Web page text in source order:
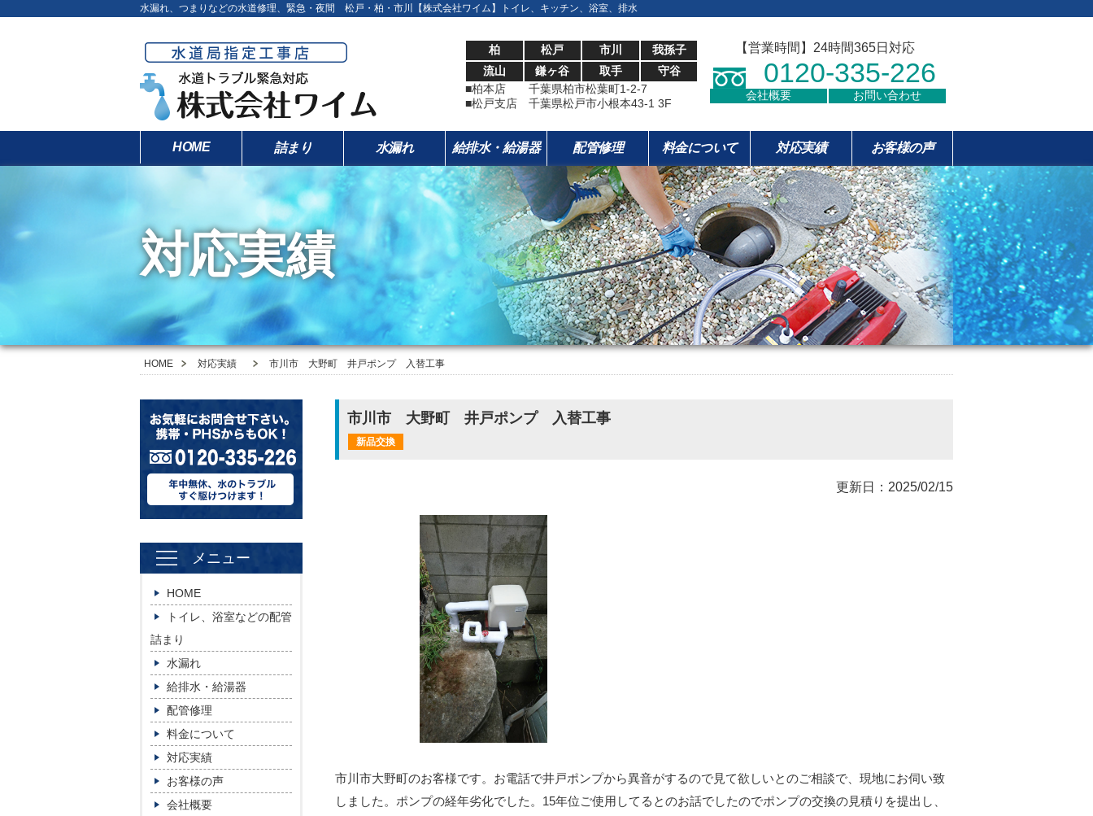
水漏れ、つまりなどの水道修理、緊急・夜間 松戸・柏・市川【株式会社ワイム】トイレ、キッチン、浴室、排水
柏 松戸 市川
我孫子
流山
鎌ヶ谷 取手
守谷
■柏本店 千葉県柏市松葉町1-2-7
■松戸支店 千葉県松戸市小根本43-1 3F
【営業時間】24時間365日対応
0120-335-226
会社概要 お問い合わせ
HOME 詰まり 水漏れ 給排水・給湯器 配管修理 料金について 対応実績 お客様の声
対応実績
HOME 対応実績 市川市 大野町 井戸ポンプ 入替工事
市川市 大野町 井戸ポンプ 入替工事
新品交換
更新日：2025/02/15
市川市大野町のお客様です。お電話で井戸ポンプから異音がするので見て欲しいとのご相談で、現地にお伺い致
しました。ポンプの経年劣化でした。15年位ご使用してるとのお話でしたのでポンプの交換の見積りを提出し、
メニュー
HOME
トイレ、浴室などの配管
詰まり
水漏れ
給排水・給湯器
配管修理
料金について
対応実績
お客様の声
会社概要